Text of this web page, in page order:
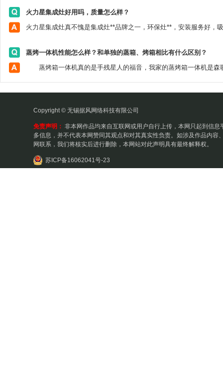
火力星集成灶好用吗，质量怎么样？
蒸烤一体机性能怎么样？和单独的蒸箱、烤箱相比有什么区别？
Copyright © 无锡据风网络科技有限公司
免责声明： 非本网作品均来自互联网或用户自行上传，本网只起到信息
多信息，并不代表本网赞同其观点和对其真实性负责。如涉及作品内容
网联系，我们将核实后进行删除，本网站对此声明具有最终解释权。
苏ICP备16062041号-23